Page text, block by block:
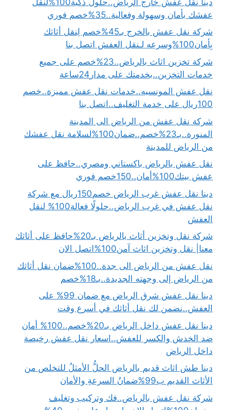
عفشك بأمان وسهولة وفعالية..35%خصم فوري
شركة نقل عفش بالخرج بـ45%خصم لِنقل أثاثك
بِأمان100%وسرعه لـنقل العفش اتصل بنا
شركة تخزين اثاث بالرياض..23%خصم على جميع
خدمات التخزين..بخدمتك على مدار24ساعة
نقل عفش المونسيه..خدمات نقل عفش مميزة..خصم
100ريال على خدمة التغليف..اتصل بنا
شركة نقل عفش من الرياض الى المدينة
المنورة..بـ23%خصم..ضمان100%لسلامة نقل عفشك
من الرياض للمدينة
نقل عفش بالرياض باكستاني ومصري..حافظ على
عفش بيتك100%أمان..150خصم فوري
دينا نقل عفش غرب الرياض خصم150ريال مع شركة
نقل عفش في غرب الرياض..حلولًا فعالة100% لنقل
العفش
شركة نقل وتخزين أثاث بالرياض بـ20%حافظ على أثاثك
معنا| نقل وتخزين اثاث آمن100%اتصل الان
نقل عفش من الرياض الى جدة..100%ضمان نقل أثاثك
من الرياض إلى وجهته الجديدة..بـ18%خصم
دينا نقل عفش شرق الرياض مع ضمان 99% على
العفش..نضمن لك نقل أثاثك في أسرع وقت
دينا نقل عفش داخل الرياض بـ20%خصم..100% أمان
ضد الخدش والكسر للعفش..اسعار نقل عفش رخيصة
داخل الرياض
دينا طش اثاث قديم بالرياض الحلُّ الأمثلُ للتخلص من
الأثاث القديم ب99%ضمانُ السرعةِ والأمان
شركة نقل عفش بالرياض..فك وتركيب وتغليف